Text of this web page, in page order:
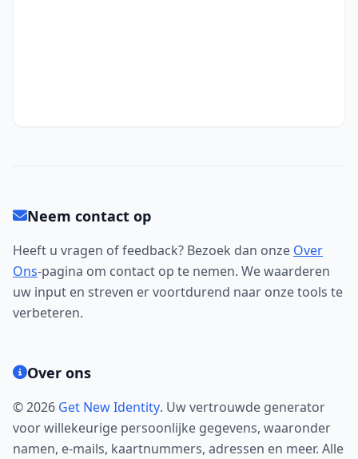
Neem contact op
Heeft u vragen of feedback? Bezoek dan onze Over
Ons-pagina om contact op te nemen. We waarderen
uw input en streven er voortdurend naar onze tools te
verbeteren.
Over ons
© 2026 Get New Identity. Uw vertrouwde generator
voor willekeurige persoonlijke gegevens, waaronder
namen, e-mails, kaartnummers, adressen en meer. Alle